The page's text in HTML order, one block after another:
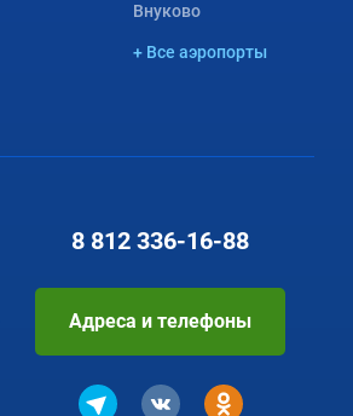
Внуково
+ Все аэропорты
8 812 336-16-88
Адреса и телефоны